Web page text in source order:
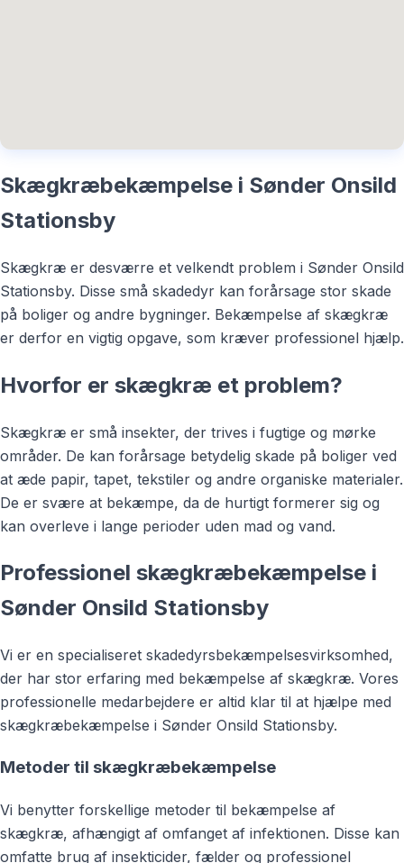
Skægkræbekæmpelse i Sønder Onsild
Stationsby
Skægkræ er desværre et velkendt problem i Sønder Onsild
Stationsby. Disse små skadedyr kan forårsage stor skade
på boliger og andre bygninger. Bekæmpelse af skægkræ
er derfor en vigtig opgave, som kræver professionel hjælp.
Hvorfor er skægkræ et problem?
Skægkræ er små insekter, der trives i fugtige og mørke
områder. De kan forårsage betydelig skade på boliger ved
at æde papir, tapet, tekstiler og andre organiske materialer.
De er svære at bekæmpe, da de hurtigt formerer sig og
kan overleve i lange perioder uden mad og vand.
Professionel skægkræbekæmpelse i
Sønder Onsild Stationsby
Vi er en specialiseret skadedyrsbekæmpelsesvirksomhed,
der har stor erfaring med bekæmpelse af skægkræ. Vores
professionelle medarbejdere er altid klar til at hjælpe med
skægkræbekæmpelse i Sønder Onsild Stationsby.
Metoder til skægkræbekæmpelse
Vi benytter forskellige metoder til bekæmpelse af
skægkræ, afhængigt af omfanget af infektionen. Disse kan
omfatte brug af insekticider, fælder og professionel